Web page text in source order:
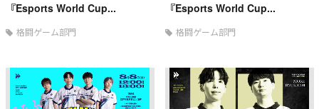
『Esports World Cup...
格闘ゲーム部門
『Esports World Cup...
格闘ゲーム部門